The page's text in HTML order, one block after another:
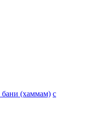
бани (хаммам) с